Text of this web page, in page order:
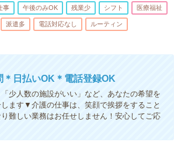
事 午後のみOK 残業少 シフト 医療福祉
派遣多 電話対応なし ルーティン
＊日払いOK＊電話登録OK
少人数の施設がいい」など、あなたの希望を
ます▼介護の仕事は、笑顔で挨拶をすること
難しい業務はお任せしません！安心してご応